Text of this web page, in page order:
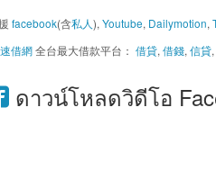
facebook(含私人), Youtube, Dailymotion,
借網全台最大借款平台： 借貸, 借錢, 信貸,
ดาวน์โหลดวิดีโอ